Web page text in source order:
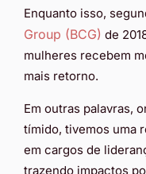
Enquanto isso,
Group (BCG) de
mulheres recebem
mais retorno.
Em outras palavras,
tímido, tivemos uma
em cargos de
trazendo impactos